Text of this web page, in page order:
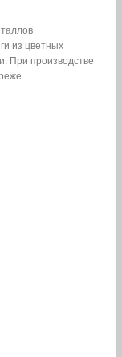
из цветных
При производстве